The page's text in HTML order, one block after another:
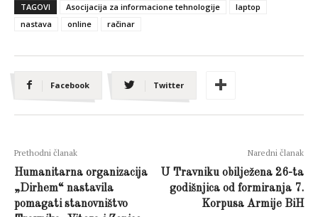
TAGOVI Asocijacija za informacione tehnologije
laptop
nastava
online račinar
Facebook Twitter
Prethodni članak
Humanitarna organizacija
„Dirhem“ nastavila
pomagati stanovništvo
Naredni članak
U Travniku obilježena 26-ta
godišnjica od formiranja 7.
Korpusa Armije BiH